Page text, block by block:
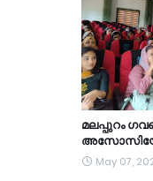
മലപ്പുറം
May 07,